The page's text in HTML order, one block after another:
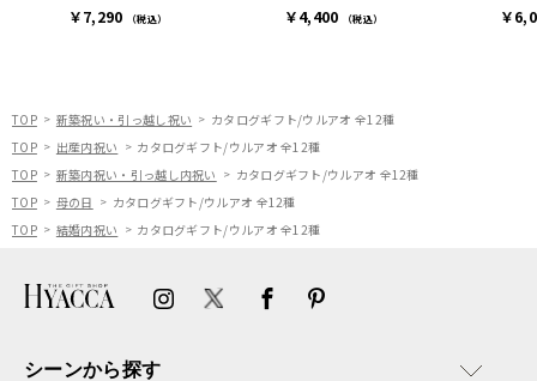
￥7,290 （税込） ￥4,400 （税込） ￥
TOP 新築祝い・引っ越し祝い
カタログギフト/ウルアオ 全12種
TOP
出産内祝い
カタログギフト/ウルアオ 全12種
TOP
新築内祝い・引っ越し内祝い
カタログギフト/ウルアオ 全12種
TOP
母の日
カタログギフト/ウルアオ 全12種
TOP
結婚内祝い カタログギフト/ウルアオ 全12種
シーンから探す